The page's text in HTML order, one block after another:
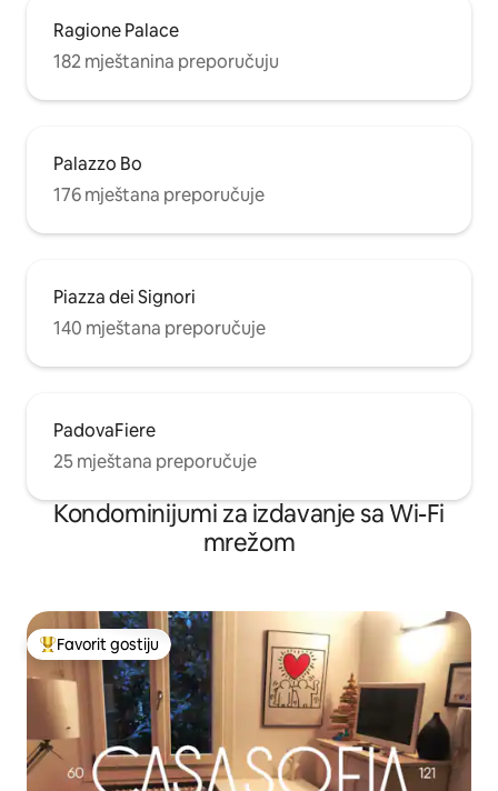
Ragione Palace
182 mještanina preporučuju
Palazzo Bo
176 mještana preporučuje
Piazza dei Signori
140 mještana preporučuje
PadovaFiere
25 mještana preporučuje
Kondominijumi za izdavanje sa Wi-Fi
mrežom
Glavni favorit gostiju
Favorit gostiju